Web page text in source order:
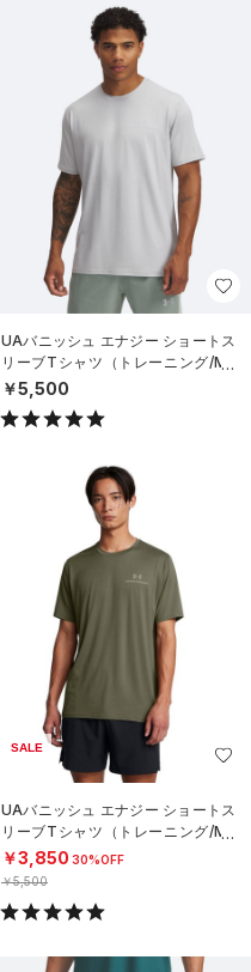
UAバニッシュ エナジー ショートス
リーブTシャツ（トレーニング/ME
N）
￥5,500
SALE
UAバニッシュ エナジー ショートス
リーブTシャツ（トレーニング/ME
N）
￥3,850 30%OFF
￥5,500